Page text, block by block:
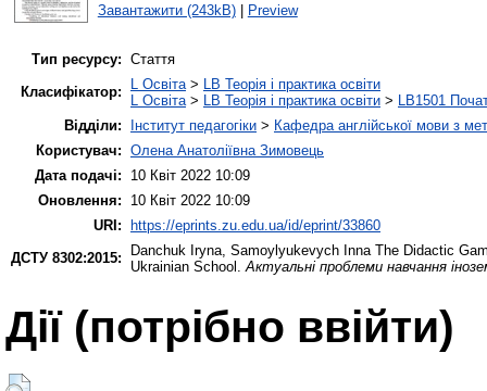
Завантажити (243kB)| Preview
Тип ресурсу: Стаття
Класифікатор:
L Освіта> LB Теорія і практика освіти
L Освіта> LB Теорія і практика освіти > LB1501
Відділи:
Інститут педагогіки > Кафедра англійської мови з
Користувач: Олена Анатоліївна Зимовець
Дата подачі:
10 Квіт 2022 10:09
Оновлення:
10 Квіт 2022 10:09
URI:
https://eprints.zu.edu.ua/id/eprint/33860
ДСТУ 8302:2015:
Danchuk Іryna, Samoylyukevych InnaThe Didactic
Ukrainian School.Актуальні проблеми навчання
Дії ​​(потрібно ввійти)